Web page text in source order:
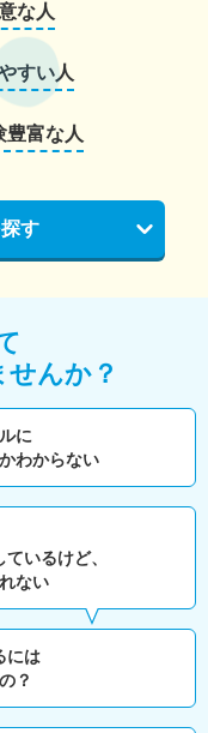
な人
すい人
豊富な人
す
んか？
に
わからない
いるけど、
ない
には
？